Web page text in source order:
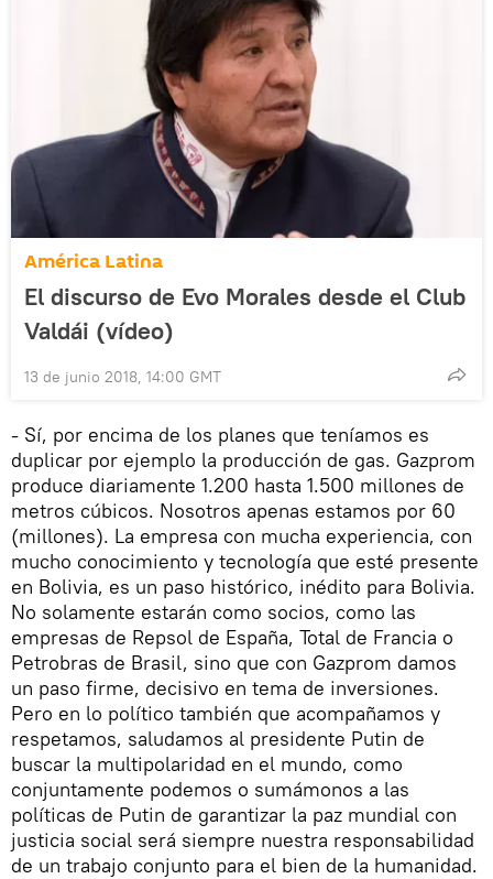
América Latina
El discurso de Evo Morales desde el Club
Valdái (vídeo)
13 de junio 2018, 14:00 GMT
- Sí, por encima de los planes que teníamos es
duplicar por ejemplo la producción de gas. Gazprom
produce diariamente 1.200 hasta 1.500 millones de
metros cúbicos. Nosotros apenas estamos por 60
(millones). La empresa con mucha experiencia, con
mucho conocimiento y tecnología que esté presente
en Bolivia, es un paso histórico, inédito para Bolivia.
No solamente estarán como socios, como las
empresas de Repsol de España, Total de Francia o
Petrobras de Brasil, sino que con Gazprom damos
un paso firme, decisivo en tema de inversiones.
Pero en lo político también que acompañamos y
respetamos, saludamos al presidente Putin de
buscar la multipolaridad en el mundo, como
conjuntamente podemos o sumámonos a las
políticas de Putin de garantizar la paz mundial con
justicia social será siempre nuestra responsabilidad
de un trabajo conjunto para el bien de la humanidad.